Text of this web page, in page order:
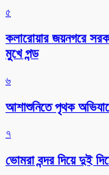
৫
কলারোয়ার জয়নগরে
মুখে পন্ড
৬
আশাশুনিতে পৃথক
৭
ভোমরা বন্দর দিয়ে দুই